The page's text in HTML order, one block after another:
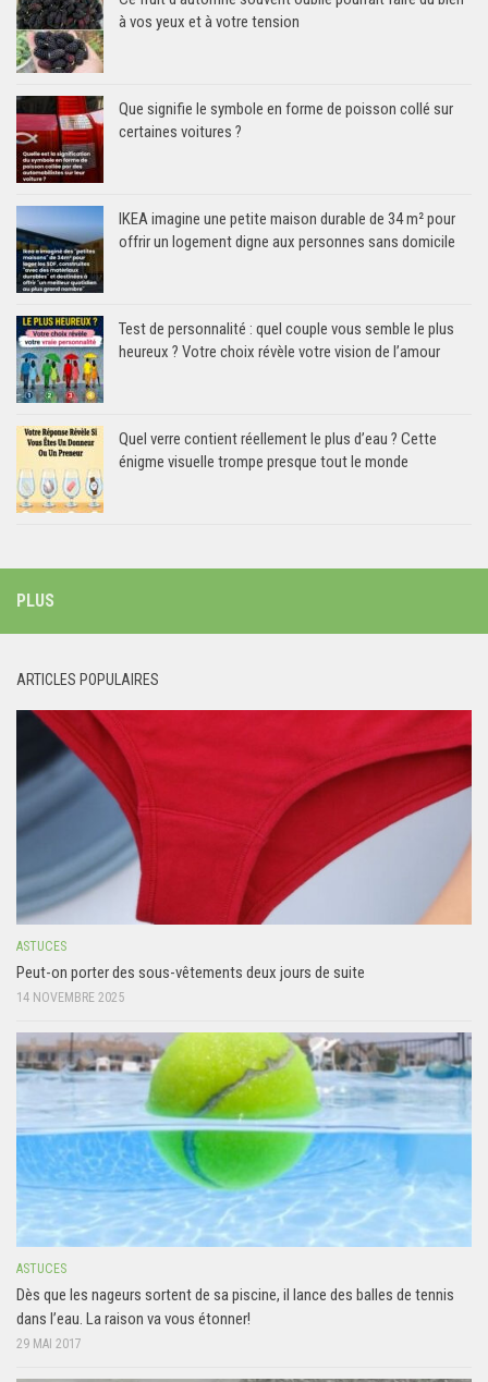
à vos yeux et à votre tension
Que signifie le symbole en forme de poisson collé sur
certaines voitures ?
IKEA imagine une petite maison durable de 34 m² pour
offrir un logement digne aux personnes sans domicile
Test de personnalité : quel couple vous semble le plus
heureux ? Votre choix révèle votre vision de l’amour
Quel verre contient réellement le plus d’eau ? Cette
énigme visuelle trompe presque tout le monde
PLUS
ARTICLES POPULAIRES
ASTUCES
Peut-on porter des sous-vêtements deux jours de suite
14 NOVEMBRE 2025
ASTUCES
Dès que les nageurs sortent de sa piscine, il lance des balles de tennis
dans l’eau. La raison va vous étonner!
29 MAI 2017